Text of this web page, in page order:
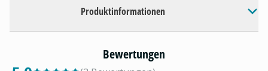
Produktinformationen
Bewertungen